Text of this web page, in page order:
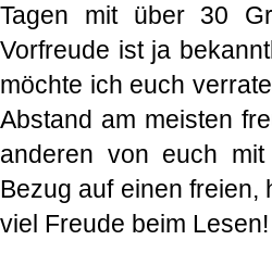
Tagen mit über 30
Vorfreude ist ja
möchte ich euch
Abstand am meisten
anderen von euch
Bezug auf einen freien,
viel Freude beim Lesen!